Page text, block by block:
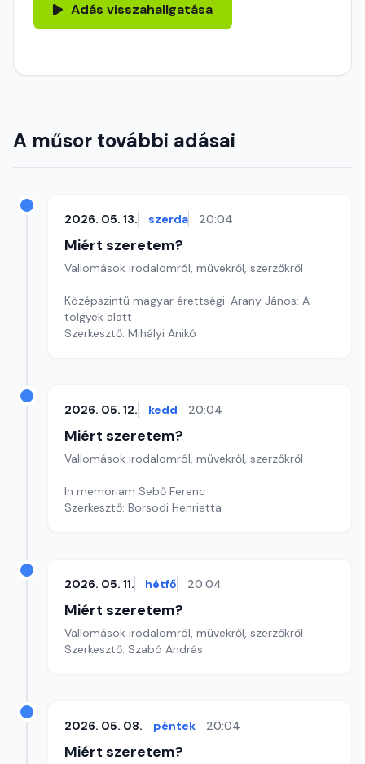
Adás visszahallgatása
A műsor további adásai
2026. 05. 13. szerda 20:04
Miért szeretem?
Vallomások irodalomról, művekről, szerzőkről
Középszintű magyar érettségi: Arany János: A
tölgyek alatt
Szerkesztő: Mihályi Anikó
2026. 05. 12. kedd 20:04
Miért szeretem?
Vallomások irodalomról, művekről, szerzőkről
In memoriam Sebő Ferenc
Szerkesztő: Borsodi Henrietta
2026. 05. 11. hétfő 20:04
Miért szeretem?
Vallomások irodalomról, művekről, szerzőkről
Szerkesztő: Szabó András
2026. 05. 08. péntek 20:04
Miért szeretem?